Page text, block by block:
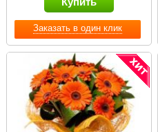
Заказать в один клик